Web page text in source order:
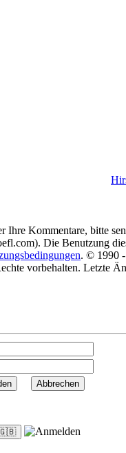
Ihre Kommentare, bitte
. Die Benutzung
. © 1990
vorbehalten. Letzte